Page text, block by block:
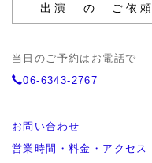
出演 の ご依頼
当日のご予約はお電話で
06-6343-2767
お問い合わせ
営業時間・料金・アクセス